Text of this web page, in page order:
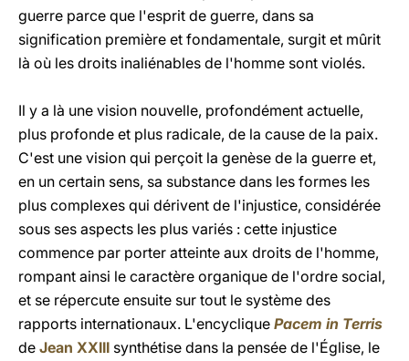
guerre parce que l'esprit de guerre, dans sa
signification première et fondamentale, surgit et mûrit
là où les droits inaliénables de l'homme sont violés.
Il y a là une vision nouvelle, profondément actuelle,
plus profonde et plus radicale, de la cause de la paix.
C'est une vision qui perçoit la genèse de la guerre et,
en un certain sens, sa substance dans les formes les
plus complexes qui dérivent de l'injustice, considérée
sous ses aspects les plus variés : cette injustice
commence par porter atteinte aux droits de l'homme,
rompant ainsi le caractère organique de l'ordre social,
et se répercute ensuite sur tout le système des
rapports internationaux. L'encyclique Pacem in Terris
de Jean XXIII synthétise dans la pensée de l'Église, le